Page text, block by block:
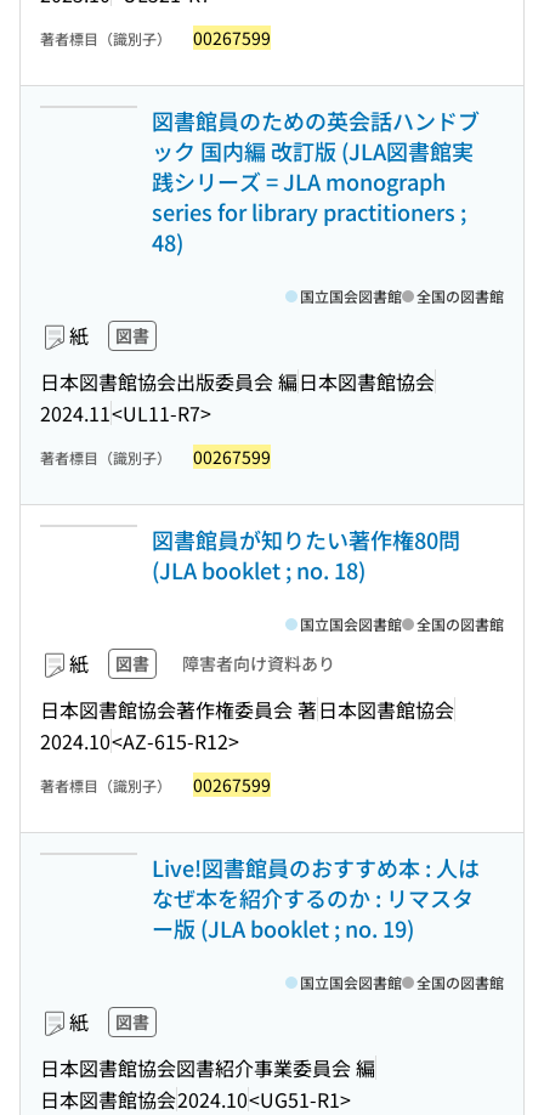
著者標目（識別子） 00267599
図書館員のための英会話ハンドブ
ック 国内編 改訂版 (JLA図書館実
践シリーズ = JLA monograph
series for library practitioners ;
48)
紙 図書
日本図書館協会出版委員会 編日本図書館協会
2024.11<UL11-R7>
国立国会図書館 全国の図書館
著者標目（識別子） 00267599
図書館員が知りたい著作権80問
(JLA booklet ; no. 18)
紙 図書 障害者向け資料あり
日本図書館協会著作権委員会 著日本図書館協会
2024.10<AZ-615-R12>
国立国会図書館 全国の図書館
著者標目（識別子） 00267599
Live!図書館員のおすすめ本 : 人は
なぜ本を紹介するのか : リマスタ
ー版 (JLA booklet ; no. 19)
紙 図書
日本図書館協会図書紹介事業委員会 編
日本図書館協会2024.10<UG51-R1>
国立国会図書館 全国の図書館